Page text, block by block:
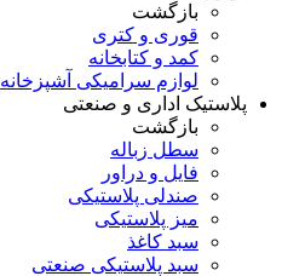
بازگشت
قوری و کتری
کمد و کتابخانه
لوازم سرامیکی آشپزخانه
پلاستیک اداری و صنعتی
بازگشت
سطل زباله
فایل و دراور
صندلی پلاستیکی
میز پلاستیکی
سبد کاغذ
سبد پلاستیکی صنعتی